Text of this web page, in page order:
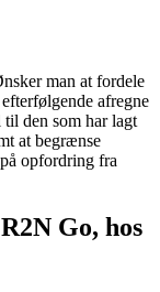
man at fordele
afregne
den som har lagt
at begrænse
opfordring fra
Go, hos